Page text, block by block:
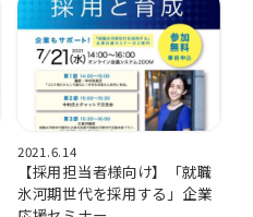
2021.6.14
【採用担当者様向け】「就職
氷河期世代を採用する」企業